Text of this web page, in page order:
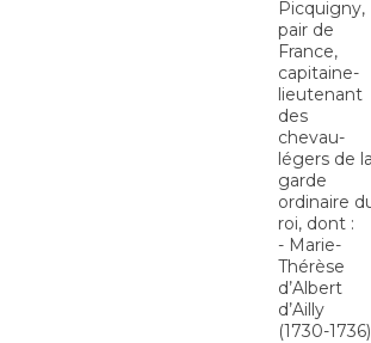
Picquigny,
pair de
France,
capitaine-
lieutenant
des
chevau-
légers de
garde
ordinaire
roi, dont :
- Marie-
Thérèse
d’Albert
d’Ailly
(1730-